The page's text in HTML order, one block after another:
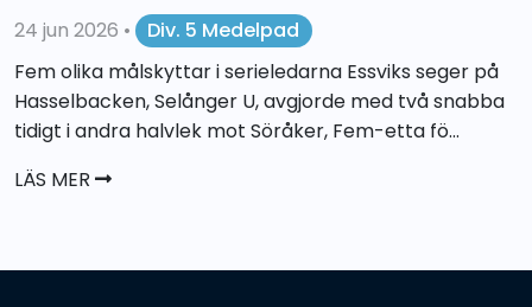
24 jun 2026 •
Div. 5 Medelpad
Fem olika målskyttar i serieledarna Essviks seger på
Hasselbacken, Selånger U, avgjorde med två snabba
tidigt i andra halvlek mot Söråker, Fem-etta fö...
LÄS MER